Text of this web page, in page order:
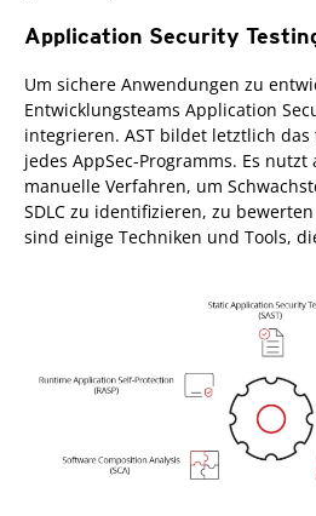
Application Security
Um sichere Anwendungen zu
Entwicklungsteams Application
integrieren. AST bildet letztlich das
jedes AppSec-Programms. Es
manuelle Verfahren, um
SDLC zu identifizieren, zu
sind einige Techniken und Tools,